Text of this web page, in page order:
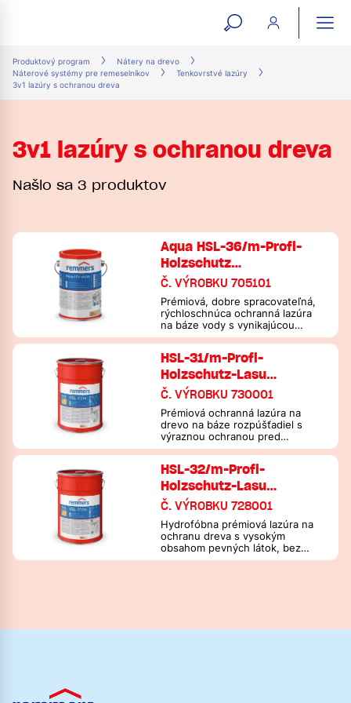
open
form
Produktový program
Nátery na drevo
Náterové systémy pre remeselníkov
Tenkovrstvé lazúry
3v1 lazúry s ochranou dreva
3v1 lazúry s ochranou dreva
Našlo sa 3 produktov
Aqua HSL-36/m-Profi-
Holzschutz…
Č. VÝROBKU 705101
Prémiová, dobre spracovateľná,
rýchloschnúca ochranná lazúra
na báze vody s vynikajúcou
ochranou pred vlhkosťou a UV
HSL-31/m-Profi-
Holzschutz-Lasu…
Č. VÝROBKU 730001
Prémiová ochranná lazúra na
drevo na báze rozpúšťadiel s
výraznou ochranou pred
vlhkosťou pre drevo v exteriéri
HSL-32/m-Profi-
Holzschutz-Lasu…
Č. VÝROBKU 728001
Hydrofóbna prémiová lazúra na
ochranu dreva s vysokým
obsahom pevných látok, bez
biocídov, ktorá znižuje